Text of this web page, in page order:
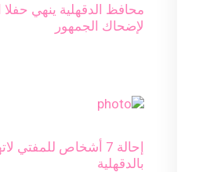
محافظ الدقهلية ينهي حفلا
لإضحاك الجمهور
إحالة 7 أشخاص
بالدقهلية